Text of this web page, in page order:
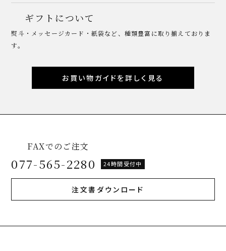
ギフトについて
熨斗・メッセージカード・紙袋など、種類豊富に取り揃えておりま
す。
お買い物ガイドを詳しく見る
FAXでのご注文
077-565-2280 24時間受付中
注文書ダウンロード